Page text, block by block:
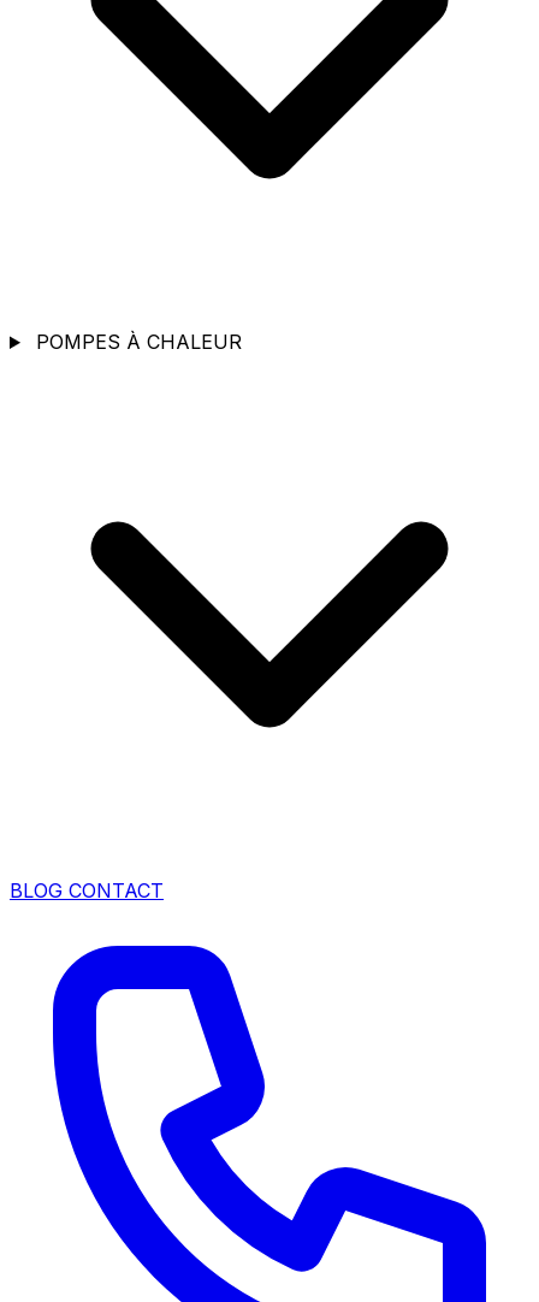
POMPES À CHALEUR
BLOG CONTACT